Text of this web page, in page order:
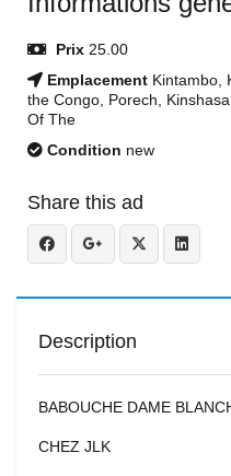
Prix 25.00
Emplacement Kintambo,
the Congo, Porech,
Of The
Condition new
Share this ad
Description
BABOUCHE DAME
CHEZ JLK